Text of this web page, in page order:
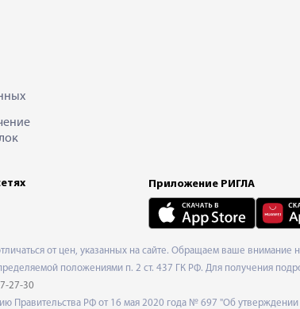
Приложение РИГЛА
от цен, указанных на сайте. Обращаем ваше внимание
положениями п. 2 ст. 437 ГК РФ. Для получения
27-30
Правительства РФ от 16 мая 2020 года № 697 "Об